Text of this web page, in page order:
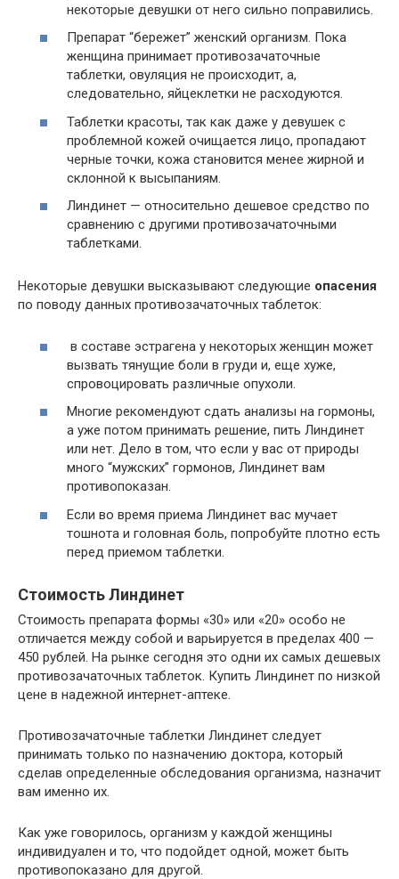
некоторые девушки от него сильно поправились.
Препарат “бережет” женский организм. Пока
женщина принимает противозачаточные
таблетки, овуляция не происходит, а,
следовательно, яйцеклетки не расходуются.
Таблетки красоты, так как даже у девушек с
проблемной кожей очищается лицо, пропадают
черные точки, кожа становится менее жирной и
склонной к высыпаниям.
Линдинет — относительно дешевое средство по
сравнению с другими противозачаточными
таблетками.
Некоторые девушки высказывают следующие опасения
по поводу данных противозачаточных таблеток:
в составе эстрагена у некоторых женщин может
вызвать тянущие боли в груди и, еще хуже,
спровоцировать различные опухоли.
Многие рекомендуют сдать анализы на гормоны,
а уже потом принимать решение, пить Линдинет
или нет. Дело в том, что если у вас от природы
много “мужских” гормонов, Линдинет вам
противопоказан.
Если во время приема Линдинет вас мучает
тошнота и головная боль, попробуйте плотно есть
перед приемом таблетки.
Стоимость Линдинет
Стоимость препарата формы «30» или «20» особо не
отличается между собой и варьируется в пределах 400 —
450 рублей. На рынке сегодня это одни их самых дешевых
противозачаточных таблеток. Купить Линдинет по низкой
цене в надежной интернет-аптеке.
Противозачаточные таблетки Линдинет следует
принимать только по назначению доктора, который
сделав определенные обследования организма, назначит
вам именно их.
Как уже говорилось, организм у каждой женщины
индивидуален и то, что подойдет одной, может быть
противопоказано для другой.